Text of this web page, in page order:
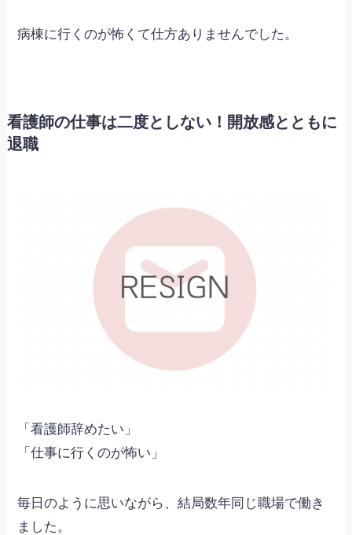
病棟に行くのが怖くて仕方ありませんでした。
看護師の仕事は二度としない！開放感とともに
退職
「看護師辞めたい」
「仕事に行くのが怖い」
毎日のように思いながら、結局数年同じ職場で働き
ました。